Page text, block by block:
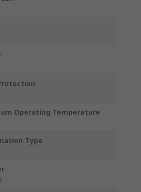
Operating Temperature
Type